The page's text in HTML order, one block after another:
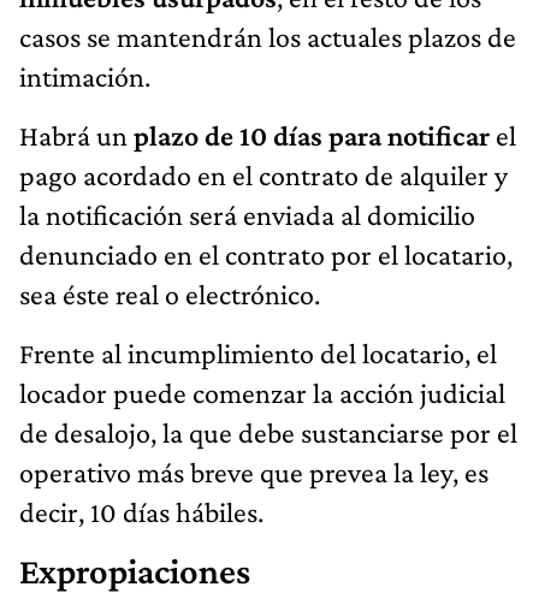
casos se mantendrán los actuales plazos de
intimación.
Habrá un plazo de 10 días para notificar el
pago acordado en el contrato de alquiler y
la notificación será enviada al domicilio
denunciado en el contrato por el locatario,
sea éste real o electrónico.
Frente al incumplimiento del locatario, el
locador puede comenzar la acción judicial
de desalojo, la que debe sustanciarse por el
operativo más breve que prevea la ley, es
decir, 10 días hábiles.
Expropiaciones